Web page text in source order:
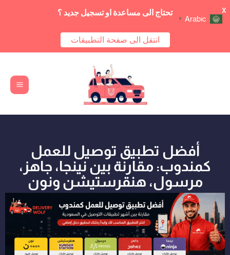
أفضل تطبيق توصيل للعمل
كمندوب: مقارنة بين نينجا، جاهز،
مرسول، هنقرستيشن ونون
Arabic
▼
تحتاج الى مساعدة او تسجيل جديد ؟
انتقل الى صفحة التطبيقات
X